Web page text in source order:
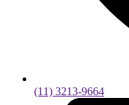
(11) 3213-9664